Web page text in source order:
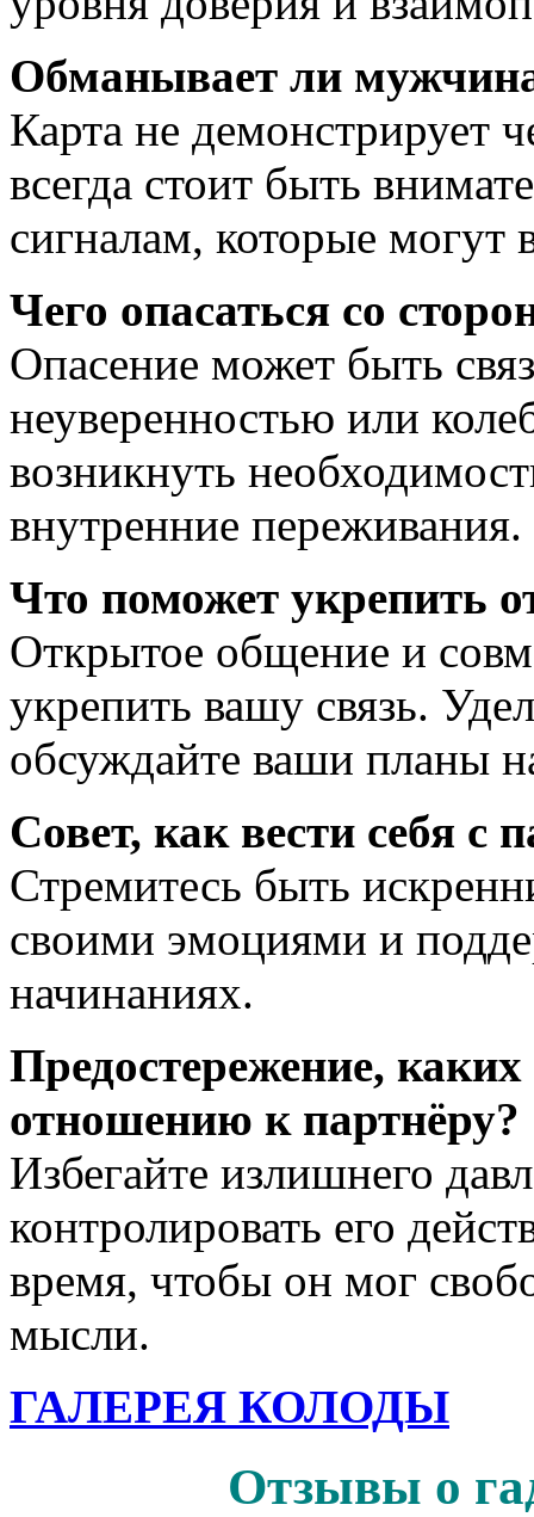
Обманывает ли
Карта не демонстрирует
всегда стоит быть
сигналам, которые могут
Чего опасаться со
Опасение может быть
неуверенностью или
возникнуть
внутренние переживания.
Что поможет укрепить
Открытое общение и
укрепить вашу связь.
обсуждайте ваши планы
Совет, как вести себя с
Стремитесь быть
своими эмоциями и
начинаниях.
Предостережение,
отношению к партнёру?
Избегайте излишнего
контролировать его
время, чтобы он мог
мысли.
ГАЛЕРЕЯ КОЛОДЫ
Отзывы о